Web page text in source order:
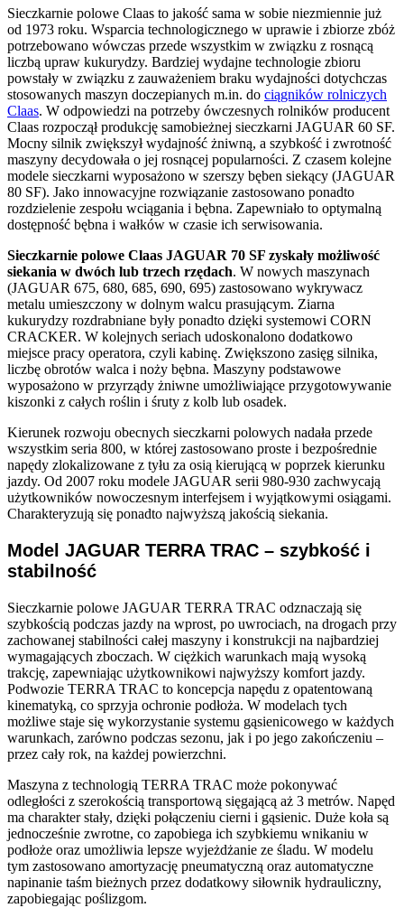
Sieczkarnie polowe Claas to jakość sama w sobie niezmiennie już
od 1973 roku. Wsparcia technologicznego w uprawie i zbiorze zbóż
potrzebowano wówczas przede wszystkim w związku z rosnącą
liczbą upraw kukurydzy. Bardziej wydajne technologie zbioru
powstały w związku z zauważeniem braku wydajności dotychczas
stosowanych maszyn doczepianych m.in. do ciągników rolniczych
Claas. W odpowiedzi na potrzeby ówczesnych rolników producent
Claas rozpoczął produkcję samobieżnej sieczkarni JAGUAR 60 SF.
Mocny silnik zwiększył wydajność żniwną, a szybkość i zwrotność
maszyny decydowała o jej rosnącej popularności. Z czasem kolejne
modele sieczkarni wyposażono w szerszy bęben siekący (JAGUAR
80 SF). Jako innowacyjne rozwiązanie zastosowano ponadto
rozdzielenie zespołu wciągania i bębna. Zapewniało to optymalną
dostępność bębna i wałków w czasie ich serwisowania.
Sieczkarnie polowe Claas JAGUAR 70 SF zyskały możliwość
siekania w dwóch lub trzech rzędach. W nowych maszynach
(JAGUAR 675, 680, 685, 690, 695) zastosowano wykrywacz
metalu umieszczony w dolnym walcu prasującym. Ziarna
kukurydzy rozdrabniane były ponadto dzięki systemowi CORN
CRACKER. W kolejnych seriach udoskonalono dodatkowo
miejsce pracy operatora, czyli kabinę. Zwiększono zasięg silnika,
liczbę obrotów walca i noży bębna. Maszyny podstawowe
wyposażono w przyrządy żniwne umożliwiające przygotowywanie
kiszonki z całych roślin i śruty z kolb lub osadek.
Kierunek rozwoju obecnych sieczkarni polowych nadała przede
wszystkim seria 800, w której zastosowano proste i bezpośrednie
napędy zlokalizowane z tyłu za osią kierującą w poprzek kierunku
jazdy. Od 2007 roku modele JAGUAR serii 980-930 zachwycają
użytkowników nowoczesnym interfejsem i wyjątkowymi osiągami.
Charakteryzują się ponadto najwyższą jakością siekania.
Model JAGUAR TERRA TRAC – szybkość i
stabilność
Sieczkarnie polowe JAGUAR TERRA TRAC odznaczają się
szybkością podczas jazdy na wprost, po uwrociach, na drogach przy
zachowanej stabilności całej maszyny i konstrukcji na najbardziej
wymagających zboczach. W ciężkich warunkach mają wysoką
trakcję, zapewniając użytkownikowi najwyższy komfort jazdy.
Podwozie TERRA TRAC to koncepcja napędu z opatentowaną
kinematyką, co sprzyja ochronie podłoża. W modelach tych
możliwe staje się wykorzystanie systemu gąsienicowego w każdych
warunkach, zarówno podczas sezonu, jak i po jego zakończeniu –
przez cały rok, na każdej powierzchni.
Maszyna z technologią TERRA TRAC może pokonywać
odległości z szerokością transportową sięgającą aż 3 metrów. Napęd
ma charakter stały, dzięki połączeniu cierni i gąsienic. Duże koła są
jednocześnie zwrotne, co zapobiega ich szybkiemu wnikaniu w
podłoże oraz umożliwia lepsze wyjeżdżanie ze śladu. W modelu
tym zastosowano amortyzację pneumatyczną oraz automatyczne
napinanie taśm bieżnych przez dodatkowy siłownik hydrauliczny,
zapobiegając poślizgom.